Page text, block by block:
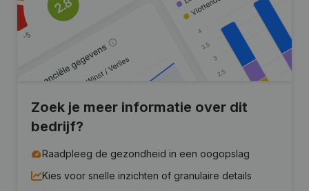
Zoek je meer informatie over dit
bedrijf?
Raadpleeg de gezondheid in een oogopslag
Kies voor snelle inzichten of granulaire details